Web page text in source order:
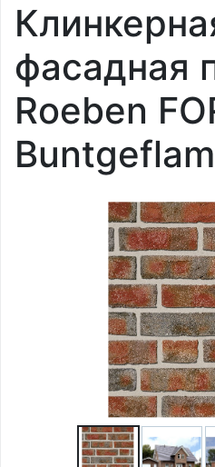
фасадная
Roeben